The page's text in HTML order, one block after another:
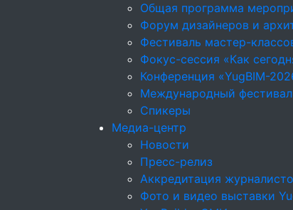
Общая программа
Форум дизайнеров и
Фестиваль мастер-
Фокус-сессия «Как
Конференция «YugBIM-
Международный
Спикеры
Медиа-центр
Новости
Пресс-релиз
Аккредитация
Фото и видео выставки